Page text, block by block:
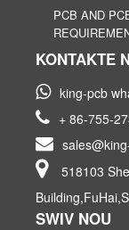
PCB AND
KONTAKTE
king-pcb
+ 86-755-
518103
SWIV NOU